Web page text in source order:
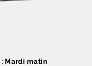
: Mardi matin